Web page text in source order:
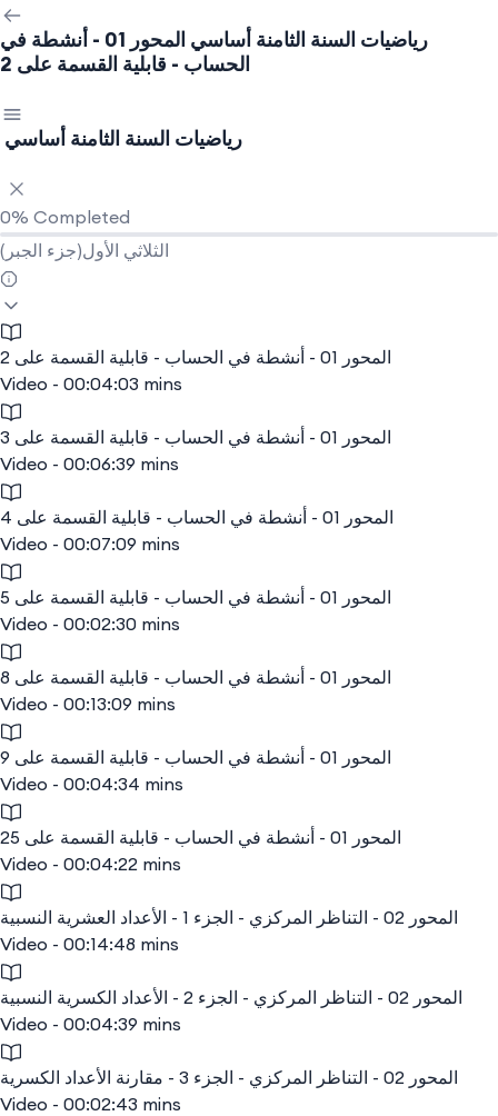
رياضيات السنة الثامنة أساسي
المحور 01 - أنشطة في
الحساب - قابلية القسمة على 2
رياضيات السنة الثامنة أساسي
0% Completed
الثلاثي الأول(جزء الجبر)
المحور 01 - أنشطة في الحساب - قابلية القسمة على 2
Video - 00:04:03 mins
المحور 01 - أنشطة في الحساب - قابلية القسمة على 3
Video - 00:06:39 mins
المحور 01 - أنشطة في الحساب - قابلية القسمة على 4
Video - 00:07:09 mins
المحور 01 - أنشطة في الحساب - قابلية القسمة على 5
Video - 00:02:30 mins
المحور 01 - أنشطة في الحساب - قابلية القسمة على 8
Video - 00:13:09 mins
المحور 01 - أنشطة في الحساب - قابلية القسمة على 9
Video - 00:04:34 mins
المحور 01 - أنشطة في الحساب - قابلية القسمة على 25
Video - 00:04:22 mins
المحور 02 - التناظر المركزي - الجزء 1 - الأعداد العشرية النسبية
Video - 00:14:48 mins
المحور 02 - التناظر المركزي - الجزء 2 - الأعداد الكسرية النسبية
Video - 00:04:39 mins
المحور 02 - التناظر المركزي - الجزء 3 - مقارنة الأعداد الكسرية
Video - 00:02:43 mins